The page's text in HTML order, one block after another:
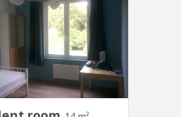
chambres sur trois disponibles
en 2026-2027; une reprise par un
de l'année précédente. Rue du
n°11 ; 1490 Court-Saint-
Kots situés dans une maison
familiale (partie étudiante
de la maison familiale)
normales 2 × 1 chambre